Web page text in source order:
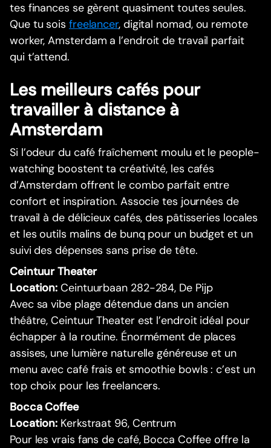
tes finances se gèrent quasiment toutes seules.
Que tu sois freelancer, digital nomad, ou remote
worker, Amsterdam a l’endroit de travail parfait
qui t’attend.
Les meilleurs cafés pour
travailler à distance à
Amsterdam
Si l’odeur du café fraîchement moulu et le people-
watching boostent ta créativité, les cafés
d’Amsterdam offrent le combo parfait entre
confort et inspiration. Associe tes journées de
travail à de délicieux cafés, des pâtisseries locales
et les outils malins de bunq pour un budget et un
suivi des dépenses sans prise de tête.
Ceintuur Theater
Location: Ceintuurbaan 282-284, De Pijp
Avec sa vibe plage détendue dans un ancien
théâtre, Ceintuur Theater est l’endroit idéal pour
échapper à la routine. Énormément de places
assises, une lumière naturelle généreuse et un
menu avec café frais et smoothie bowls : c’est un
top choix pour les freelancers.
Bocca Coffee
Location: Kerkstraat 96, Centrum
Pour les vrais fans de café, Bocca Coffee offre la